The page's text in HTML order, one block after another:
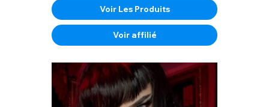
Voir Les Produits
Voir affilié